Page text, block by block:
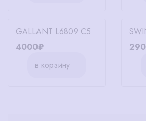
GALLANT L6809 C5
4000₽
в корзину